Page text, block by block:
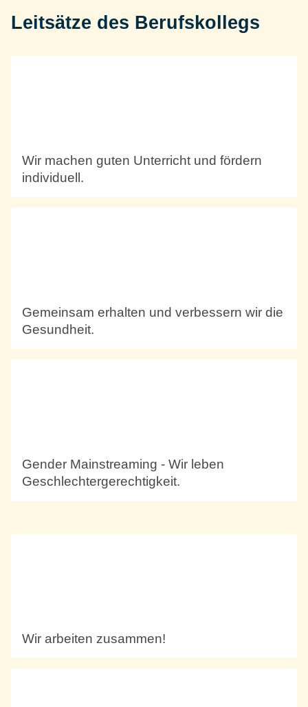
Leitsätze des Berufskollegs
Wir machen guten Unterricht und fördern
individuell.
Gemeinsam erhalten und verbessern wir die
Gesundheit.
Gender Mainstreaming - Wir leben
Geschlechtergerechtigkeit.
Wir arbeiten zusammen!